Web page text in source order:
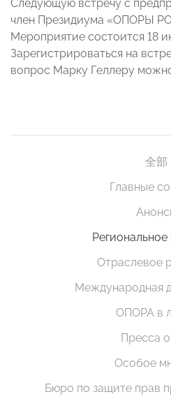
Следующую встречу с
член Президиума «ОПОРЫ
Мероприятие состоится 18
Зарегистрироваться на
вопрос Марку Геллеру
全部
Главные
Отраслевое
Международная
ОПОРА в
Пресса
Особое
Бюро по защите прав